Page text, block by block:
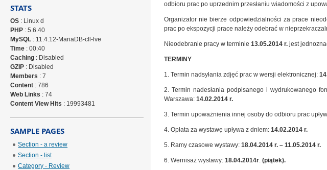
odbioru prac po uprzednim przesłaniu wiadomości z
Organizator nie bierze odpowiedzialności za prace
prac po ekspozycji prace należy odebrać w
Nieodebranie pracy w terminie 13.05.2014 r.jest
TERMINY
1. Termin nadsyłania zdjęć prac w wersji elektronicznej:
2. Termin nadesłania podpisanego i wydrukowanego
Warszawa: 14.02.2014 r.
3. Termin upoważnienia innej osoby do odbioru prac
4. Opłata za wystawę upływa z dniem: 14.02.2014 r.
5. Ramy czasowe wystawy: 18.04.2014 r. – 11.05.2014 r.
6. Wernisaż wystawy: 18.04.2014r.(piątek).
STATS
OS : Linux d
PHP : 5.6.40
MySQL : 11.4.12-MariaDB-cll-lve
Time : 00:40
Caching : Disabled
GZIP : Disabled
Members : 7
Content : 786
Web Links : 74
Content View Hits : 19993481
SAMPLE PAGES
Section - a review
Section - list
Category - Review